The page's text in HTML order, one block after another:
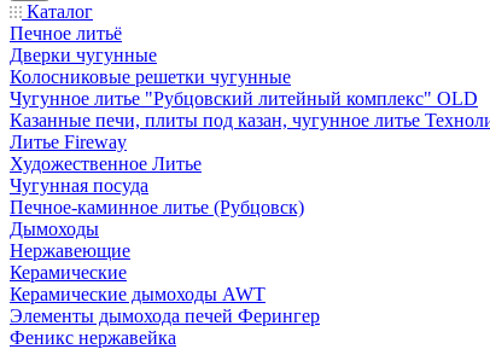
Каталог
Печное литьё
Дверки чугунные
Колосниковые решетки чугунные
Чугунное литье "Рубцовский литейный комплекс" OLD
Казанные печи, плиты под казан, чугунное литье
Литье Fireway
Художественное Литье
Чугунная посуда
Печное-каминное литье (Рубцовск)
Дымоходы
Нержавеющие
Керамические
Керамические дымоходы AWT
Элементы дымохода печей Ферингер
Феникс нержавейка